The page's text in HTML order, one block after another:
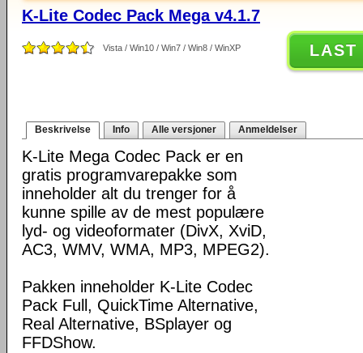
K-Lite Codec Pack Mega v4.1.7
Vista / Win10 / Win7 / Win8 / WinXP LAST
Beskrivelse Info Alle versjoner Anmeldelser
K-Lite Mega Codec Pack er en
gratis programvarepakke som
inneholder alt du trenger for å
kunne spille av de mest populære
lyd- og videoformater (DivX, XviD,
AC3, WMV, WMA, MP3, MPEG2).
Pakken inneholder K-Lite Codec
Pack Full, QuickTime Alternative,
Real Alternative, BSplayer og
FFDShow.